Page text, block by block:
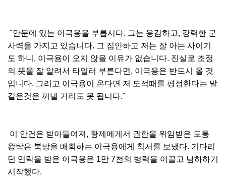
"안문에 있는 이극용을 부릅시다. 그는 용감하고, 강력한 군
사력을 가지고 있습니다. 그 집안하고 저는 잘 아는 사이기
도 하니, 이극용이 오지 않을 이유가 없습니다. 진실로 조정
의 뜻을 잘 알려서 타일러 부른다면, 이극용은 반드시 올 것
입니다. 그리고 이극용이 온다면 저 도적때를 평정한다는 말
같은것은 꺼낼 거리도 못 됩니다."
이 안건은 받아들여져, 황제에게서 권한을 위임받은 도통
왕탁은 북방을 배회하는 이극용에게 칙서를 보냈다. 기다리
던 연락을 받은 이극용은 1만 7천의 병력을 이끌고 남하하기
시작했다.